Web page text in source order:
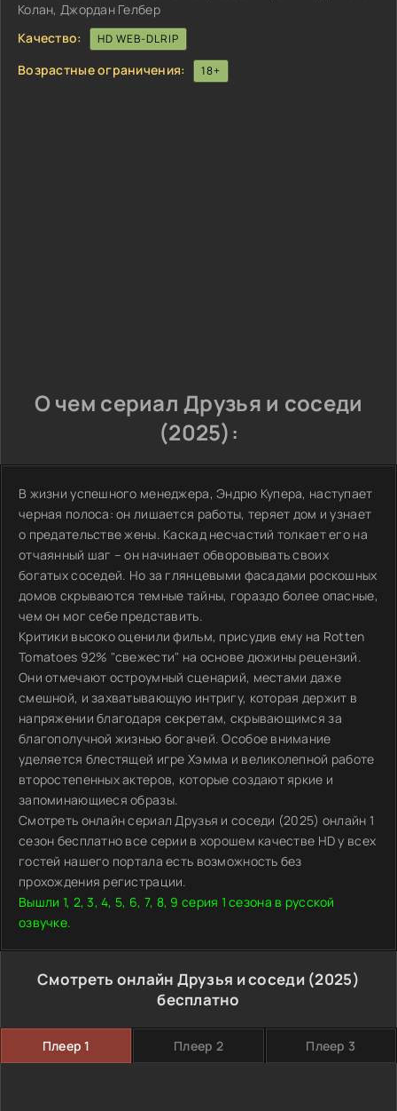
Колан, Джордан Гелбер
Качество:
HD WEB-DLRIP
Возрастные ограничения: 18+
О чем сериал Друзья и соседи
(2025):
В жизни успешного менеджера, Эндрю Купера, наступает
черная полоса: он лишается работы, теряет дом и узнает
о предательстве жены. Каскад несчастий толкает его на
отчаянный шаг – он начинает обворовывать своих
богатых соседей. Но за глянцевыми фасадами роскошных
домов скрываются темные тайны, гораздо более опасные,
чем он мог себе представить.
Критики высоко оценили фильм, присудив ему на Rotten
Tomatoes 92% "свежести" на основе дюжины рецензий.
Они отмечают остроумный сценарий, местами даже
смешной, и захватывающую интригу, которая держит в
напряжении благодаря секретам, скрывающимся за
благополучной жизнью богачей. Особое внимание
уделяется блестящей игре Хэмма и великолепной работе
второстепенных актеров, которые создают яркие и
запоминающиеся образы.
Смотреть онлайн сериал Друзья и соседи (2025) онлайн 1
сезон бесплатно все серии в хорошем качестве HD у всех
гостей нашего портала есть возможность без
прохождения регистрации.
Вышли 1, 2, 3, 4, 5, 6, 7, 8, 9 серия 1 сезона в русской
озвучке.
Смотреть онлайн Друзья и соседи (2025)
бесплатно
Плеер 1 Плеер 2 Плеер 3